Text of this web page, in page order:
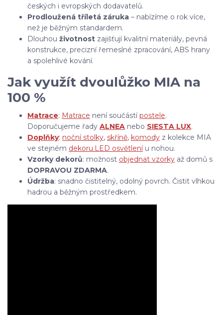
českých i evropských dodavatelů.
Prodloužená tříletá záruka – nabízíme o rok více,
než je běžným standardem.
Dlouhou životnost zajišťují kvalitní materiály, pevná
konstrukce, precizní řemeslné zpracování, ABS hrany
a spolehlivé kování.
Jak využít dvoulůžko MIA na
100 %
Matrace: Matrace není součástípostele.
Doporučujeme řady ALNEA nebo SIESTA LUX.
Doplňky: noční stolky, skříně, komody z kolekce MIA
ve stejném dekoru.LED osvětleníu nohou.
Vzorky dekorů: možnost objednat vzorky až domů s
DOPRAVOU ZDARMA.
Údržba: snadno čistitelný, odolný povrch. Čistit vlhkou
hadrou a běžným prostředkem.